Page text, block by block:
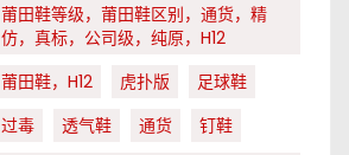
莆田鞋等级，莆田鞋区别，通货，精
仿，真标，公司级，纯原，H12
莆田鞋，H12
虎扑版
足球鞋
过毒
透气鞋 通货
钉鞋